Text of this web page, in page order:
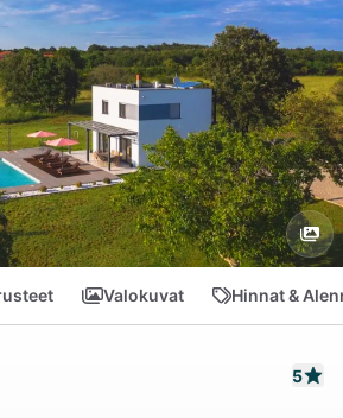
Valokuvat Hinnat &
5